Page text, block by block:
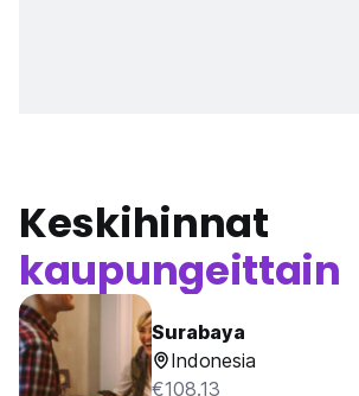
Keskihinnat
kaupungeittain
Surabaya
Indonesia
€108.13